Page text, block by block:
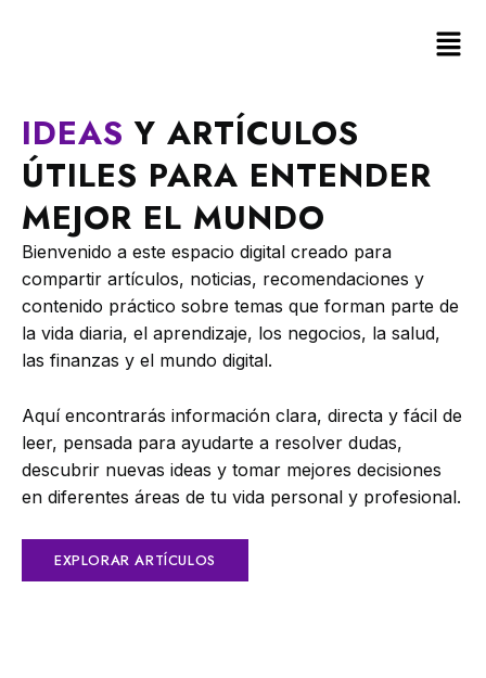
IDEAS Y ARTÍCULOS
ÚTILES PARA ENTENDER
MEJOR EL MUNDO
Bienvenido a este espacio digital creado para
compartir artículos, noticias, recomendaciones y
contenido práctico sobre temas que forman parte de
la vida diaria, el aprendizaje, los negocios, la salud,
las finanzas y el mundo digital.
Aquí encontrarás información clara, directa y fácil de
leer, pensada para ayudarte a resolver dudas,
descubrir nuevas ideas y tomar mejores decisiones
en diferentes áreas de tu vida personal y profesional.
EXPLORAR ARTÍCULOS